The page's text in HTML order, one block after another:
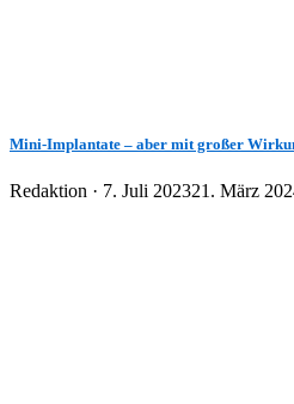
Mini-Implantate – aber mit großer
Redaktion · Veröffentlicht
7. Juli 202321. März